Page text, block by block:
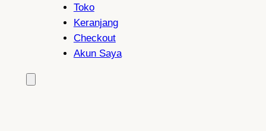
Toko
Keranjang
Checkout
Akun Saya